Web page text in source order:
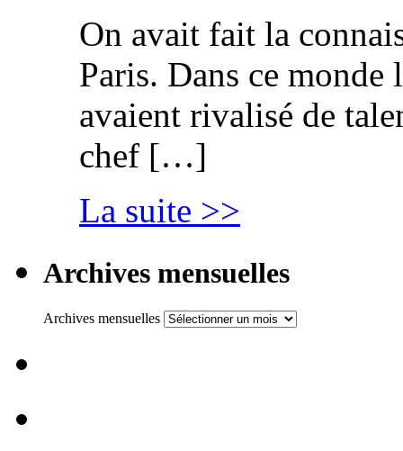
On avait fait la
Paris. Dans ce
avaient rivalisé de
chef […]
La suite >>
Archives mensuelles
Archives mensuelles